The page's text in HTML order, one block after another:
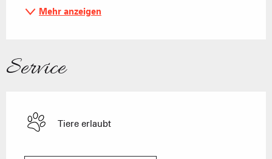
Mehr anzeigen
Service
Tiere erlaubt